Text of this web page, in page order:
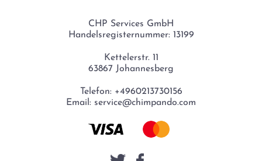
CHP Services GmbH
Handelsregisternummer: 13199
Kettelerstr. 11
63867 Johannesberg
Telefon: +4960213730156
Email: service@chimpando.com